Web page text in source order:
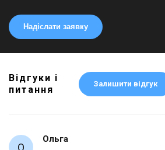
Надіслати заявку
Відгуки і
питання
Залишити відгук
Ольга